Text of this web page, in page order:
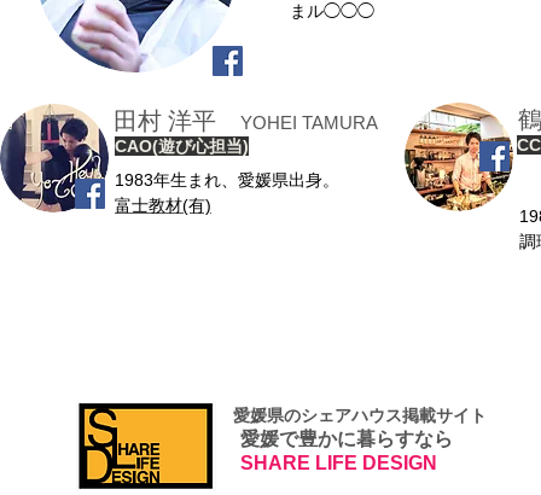
まル◯◯◯
CAO(遊び心担当)
田村 洋平 YOHEI TAMURA
1983年生まれ、愛媛県出身。
富士教材(有)
調
​ 愛媛県のシェアハウス掲載サイト
愛媛で豊かに暮らすなら
SHARE LIFE DESIGN